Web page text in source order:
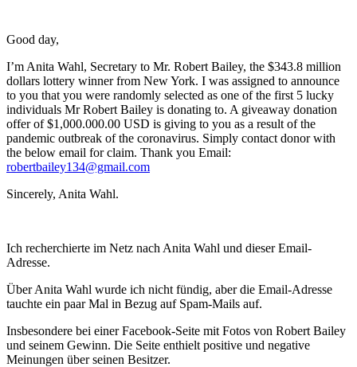
Good day,
I’m Anita Wahl, Secretary to Mr. Robert Bailey, the $343.8 million
dollars lottery winner from New York. I was assigned to announce
to you that you were randomly selected as one of the first 5 lucky
individuals Mr Robert Bailey is donating to. A giveaway donation
offer of $1,000.000.00 USD is giving to you as a result of the
pandemic outbreak of the coronavirus. Simply contact donor with
the below email for claim. Thank you Email:
robertbailey134@gmail.com
Sincerely, Anita Wahl.
Ich recherchierte im Netz nach Anita Wahl und dieser Email-
Adresse.
Über Anita Wahl wurde ich nicht fündig, aber die Email-Adresse
tauchte ein paar Mal in Bezug auf Spam-Mails auf.
Insbesondere bei einer Facebook-Seite mit Fotos von Robert Bailey
und seinem Gewinn. Die Seite enthielt positive und negative
Meinungen über seinen Besitzer.